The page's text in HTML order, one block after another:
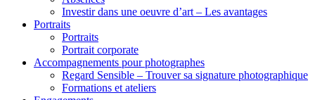
Investir dans une oeuvre d’art – Les avantages
Portraits
Portraits
Portrait corporate
Accompagnements pour photographes
Regard Sensible – Trouver sa signature photographique
Formations et ateliers